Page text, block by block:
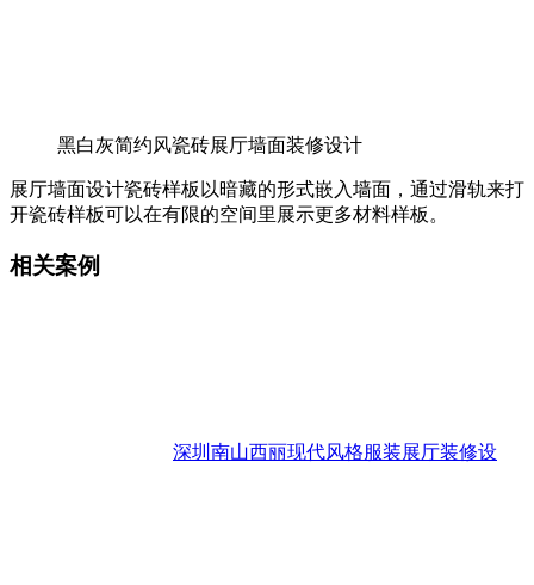
黑白灰简约风瓷砖展厅墙面装修设计
展厅墙面设计瓷砖样板以暗藏的形式嵌入墙面，通过滑轨来打
开瓷砖样板可以在有限的空间里展示更多材料样板。
相关案例
深圳南山西丽现代风格服装展厅装修设